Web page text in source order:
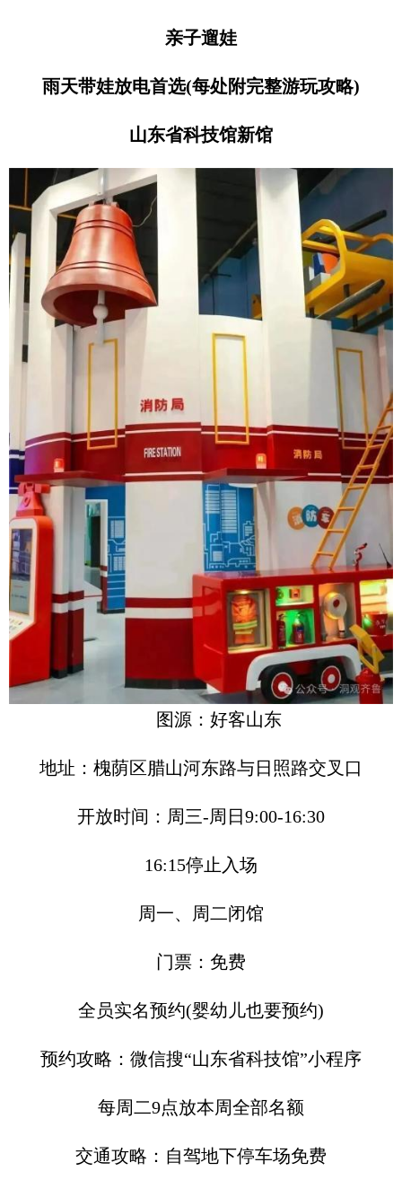
亲子遛娃
雨天带娃放电首选(每处附完整游玩攻略)
山东省科技馆新馆
图源：好客山东
地址：槐荫区腊山河东路与日照路交叉口
开放时间：周三-周日9:00-16:30
16:15停止入场
周一、周二闭馆
门票：免费
全员实名预约(婴幼儿也要预约)
预约攻略：微信搜“山东省科技馆”小程序
每周二9点放本周全部名额
交通攻略：自驾地下停车场免费